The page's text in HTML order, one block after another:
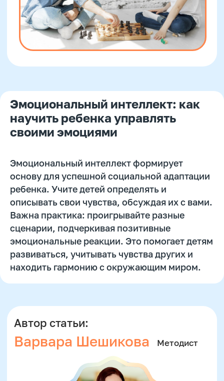
Эмоциональный интеллект: как
научить ребенка управлять
своими эмоциями
Эмоциональный интеллект формирует
основу для успешной социальной адаптации
ребенка. Учите детей определять и
описывать свои чувства, обсуждая их с вами.
Важна практика: проигрывайте разные
сценарии, подчеркивая позитивные
эмоциональные реакции. Это помогает детям
развиваться, учитывать чувства других и
находить гармонию с окружающим миром.
Скорочтение
Ментальная арифметика
Написание сочинений
Русский язык
Положение о проведении акции
Отзывы
Лицензия на образование
Тарифы
Реферальная программа
Наши методисты
Вакансии
Программы
О школе
Структура и органы
управления
Сайт Минобрнауки России
Сайт Минпросвещения России